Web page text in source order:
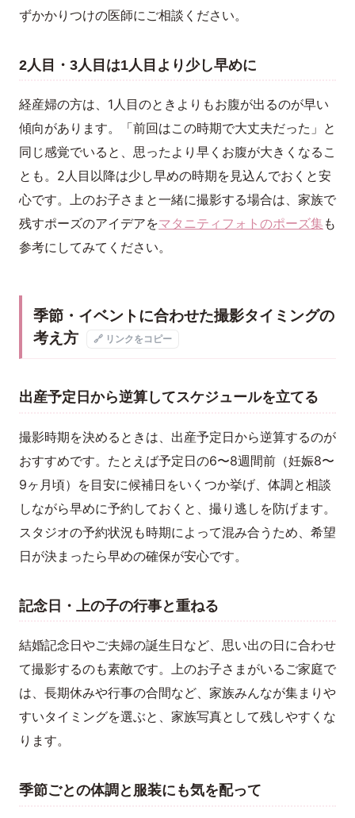
ずかかりつけの医師にご相談ください。
2人目・3人目は1人目より少し早めに
経産婦の方は、1人目のときよりもお腹が出るのが早い
傾向があります。「前回はこの時期で大丈夫だった」と
同じ感覚でいると、思ったより早くお腹が大きくなるこ
とも。2人目以降は少し早めの時期を見込んでおくと安
心です。上のお子さまと一緒に撮影する場合は、家族で
残すポーズのアイデアをマタニティフォトのポーズ集も
参考にしてみてください。
季節・イベントに合わせた撮影タイミングの
考え方
🔗 リンクをコピー
出産予定日から逆算してスケジュールを立てる
撮影時期を決めるときは、出産予定日から逆算するのが
おすすめです。たとえば予定日の6〜8週間前（妊娠8〜
9ヶ月頃）を目安に候補日をいくつか挙げ、体調と相談
しながら早めに予約しておくと、撮り逃しを防げます。
スタジオの予約状況も時期によって混み合うため、希望
日が決まったら早めの確保が安心です。
記念日・上の子の行事と重ねる
結婚記念日やご夫婦の誕生日など、思い出の日に合わせ
て撮影するのも素敵です。上のお子さまがいるご家庭で
は、長期休みや行事の合間など、家族みんなが集まりや
すいタイミングを選ぶと、家族写真として残しやすくな
ります。
季節ごとの体調と服装にも気を配って